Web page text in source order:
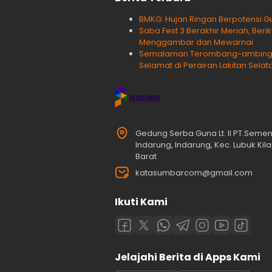
BMKG: Hujan Ringan Berpotensi
Saba Fest 3 Berakhir Meriah,
Menggambar dan Mewarnai
Semalaman Terombang-
Selamat di Perairan Lakitan
Gedung Serba Guna Lt. II
Indarung, Indarung, Kec. Lubuk
Barat
katasumbarcom@gmail.com
Ikuti Kami
Jelajahi Berita di Apps Kami